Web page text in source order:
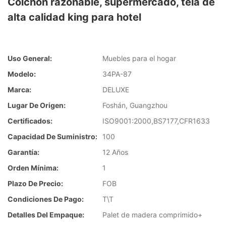
alta calidad king para hotel
Uso General:
Muebles para el hogar
Modelo:
34PA-87
Marca:
DELUXE
Lugar De Origen:
Foshán, Guangzhou
Certificados:
ISO9001:2000,BS7177,CFR1633
Capacidad De Suministro:
100
Garantía:
12 Años
Orden Mínima:
1
Plazo De Precio:
FOB
Condiciones De Pago:
T\T
Detalles Del Empaque:
Palet de madera comprimido+